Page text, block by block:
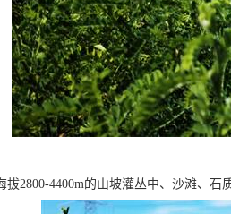
拔2800-4400m的山坡灌丛中、沙滩、石